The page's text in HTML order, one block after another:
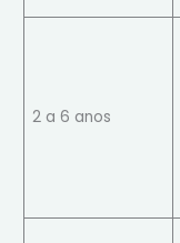
2 a 6 anos